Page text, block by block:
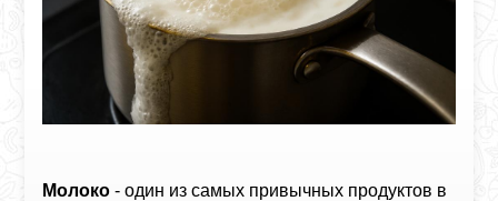
Молоко - один из самых привычных продуктов в